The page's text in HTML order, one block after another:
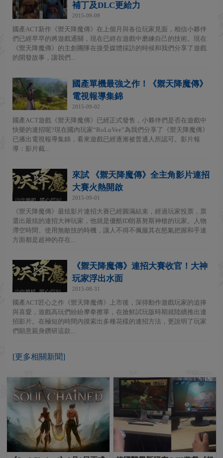
補丁及DLC更給力
2015-09-09
國產ACT新作《禦天降魔傳》在上個月與各位玩家見面，相信小夥伴
們已經早早的將遊戲通關，現在已經在遊戲中磨練自己的技術。現在
《禦天降魔傳》的主創團隊在接受媒體採訪的時候和我們分享了遊戲
的開發故事，讓我們...
國產單機最強之作！《禦天降魔傳》
電視報導集錦
2015-09-02
國產ACT遊戲《禦天降魔傳》已經正式發售，小夥伴們是否在遊戲中
快樂的連招呢?現在國內玩家“RoLuVee”為我們分享了《禦天降魔傳》
已播出電視報導集錦，看來遊戲已經逐漸被普通人所認可。影片報
導：影片截...
來試 《禦天降魔傳》全主角影片連招
大賽火熱開啟
2015-09-01
《禦天降魔傳》最炫影片連招大賽已經圓滿結束，經過玩家投票，票
選出最炫的連招大神玩家，他就是優酷ID朗基努斯神槍的玩家。人物
滯空時間、使用無敵技的時機，讓人不得不佩服其在怒氣把握和手速
方面都是超神的存在...
《禦天降魔傳》連招大賽收官！大神
玩家浮出水面
2015-08-31
國產ACT匠心之作《禦天降魔傳》上市後，深得動作遊戲玩家的追捧
與喜愛，遊戲高玩們紛紛摩拳擦掌，在搶鮮試玩版時期就陸續推出連
招影片。在極短的時間內摸索出多種花樣的連招方法，更說明了玩家
們願意親身鑽研這款...
[更多相關新聞]